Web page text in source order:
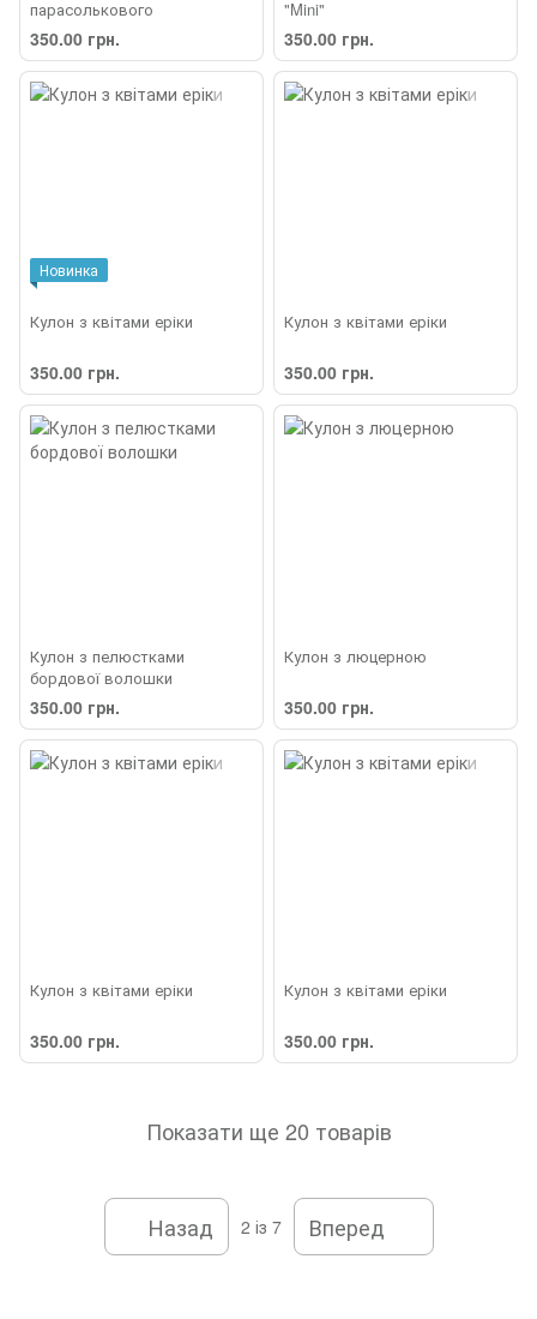
парасолькового
350.00 грн.
"Mini"
350.00 грн.
Новинка
Кулон з квітами еріки
350.00 грн.
Кулон з квітами еріки
350.00 грн.
Кулон з пелюстками
бордової волошки
350.00 грн.
Кулон з люцерною
350.00 грн.
Кулон з квітами еріки
350.00 грн.
Кулон з квітами еріки
350.00 грн.
Показати ще 20 товарів
Назад 2 із 7 Вперед